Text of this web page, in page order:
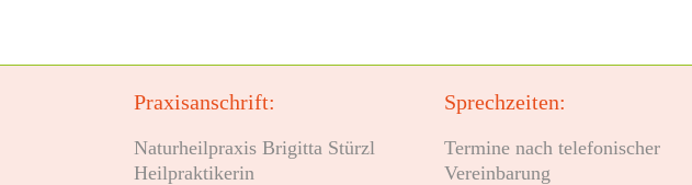
Praxisanschrift:
Naturheilpraxis Brigitta Stürzl
Heilpraktikerin
Sprechzeiten:
Termine nach telefonischer
Vereinbarung